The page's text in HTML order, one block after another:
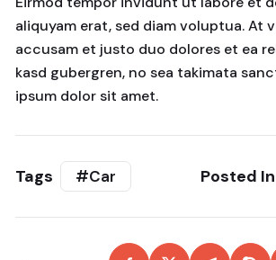
aliquyam erat, sed diam voluptua. At
accusam et justo duo dolores et ea
kasd gubergren, no sea takimata
ipsum dolor sit amet.
Tags #Car Posted In